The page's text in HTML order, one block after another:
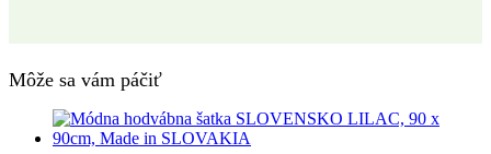
Môže sa vám páčiť